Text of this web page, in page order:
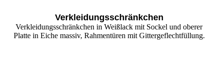
Verkleidungsschränkchen
Verkleidungsschränkchen in Weißlack mit Sockel und oberer
Platte in Eiche massiv, Rahmentüren mit Gittergeflechtfüllung.